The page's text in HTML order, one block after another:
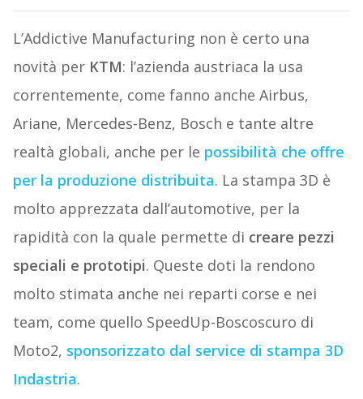
L’Addictive Manufacturing non è certo una
novità per KTM: l’azienda austriaca la usa
correntemente, come fanno anche Airbus,
Ariane, Mercedes-Benz, Bosch e tante altre
realtà globali, anche per le possibilità che offre
per la produzione distribuita. La stampa 3D è
molto apprezzata dall’automotive, per la
rapidità con la quale permette di creare pezzi
speciali e prototipi. Queste doti la rendono
molto stimata anche nei reparti corse e nei
team, come quello SpeedUp-Boscoscuro di
Moto2, sponsorizzato dal service di stampa 3D
Indastria.